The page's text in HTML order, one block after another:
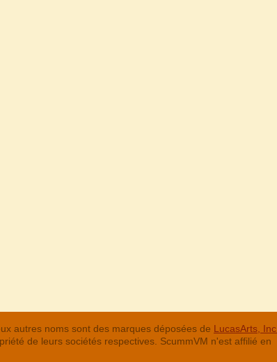
autres noms sont des marques déposées de LucasArts, Inc.
de leurs sociétés respectives. ScummVM n'est affilié en